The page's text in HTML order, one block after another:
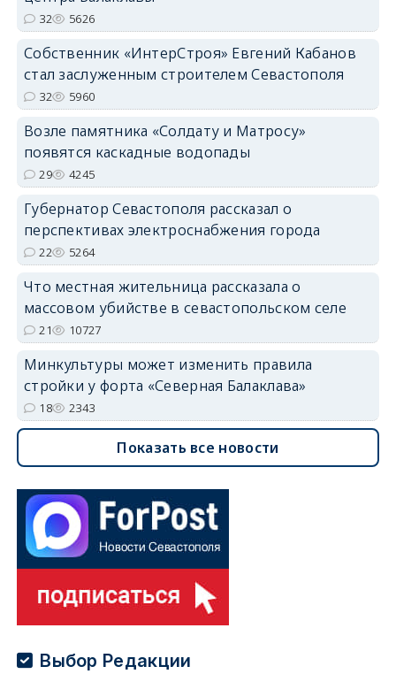
32 5626
Собственник «ИнтерСтроя» Евгений Кабанов
стал заслуженным строителем Севастополя
32 5960
Возле памятника «Солдату и Матросу»
появятся каскадные водопады
29 4245
Губернатор Севастополя рассказал о
перспективах электроснабжения города
22 5264
Что местная жительница рассказала о
массовом убийстве в севастопольском селе
21 10727
Минкультуры может изменить правила
стройки у форта «Северная Балаклава»
18 2343
Показать все новости
Выбор Редакции